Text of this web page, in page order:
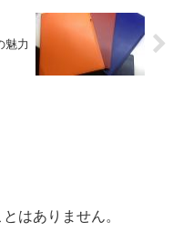
魅力
はありません。